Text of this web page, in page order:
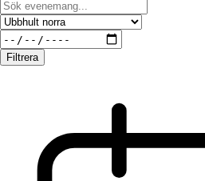
Filtrera